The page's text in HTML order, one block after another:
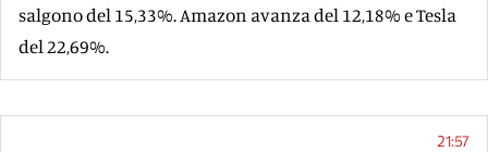
salgono del 15,33%. Amazon avanza del 12,18% e Tesla
del 22,69%.
21:57